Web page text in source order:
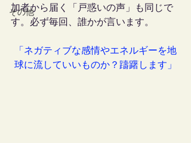
その他
加者から届く「戸惑いの声」も同じで
す。必ず毎回、誰かが言います。
「ネガティブな感情やエネルギーを地
球に流していいものか？躊躇します」